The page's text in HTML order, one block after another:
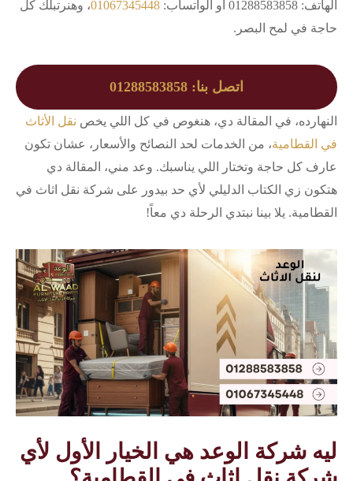
الهاتف: 01288583858 أو الواتساب:
01067345448، وهنرتبلك كل
حاجة في لمح البصر.
اتصل بنا: 01288583858
النهارده، في المقالة دي، هنغوص في كل اللي يخص نقل الأثاث
في القطامية، من الخدمات لحد النصائح والأسعار، عشان تكون
عارف كل حاجة وتختار اللي يناسبك. وعد مني، المقالة دي
هتكون زي الكتاب الدليلي لأي حد بيدور على شركة نقل اثاث في
القطامية. يلا بينا نبتدي الرحلة دي معاً!
ليه شركة الوعد هي الخيار الأول لأي